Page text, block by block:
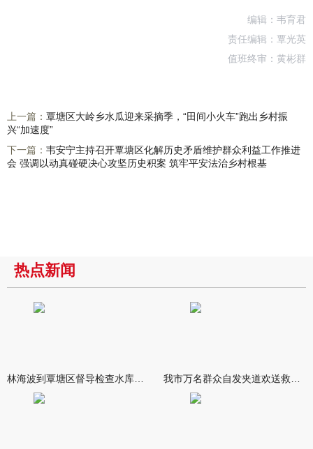
编辑：韦育君
责任编辑：覃光英
值班终审：黄彬群
上一篇： 覃塘区大岭乡水瓜迎来采摘季，“田间小火车”跑出乡村振
兴“加速度”
下一篇： 韦安宁主持召开覃塘区化解历史矛盾维护群众利益工作推进
会 强调以动真碰硬决心攻坚历史积案 筑牢平安法治乡村根基
热点新闻